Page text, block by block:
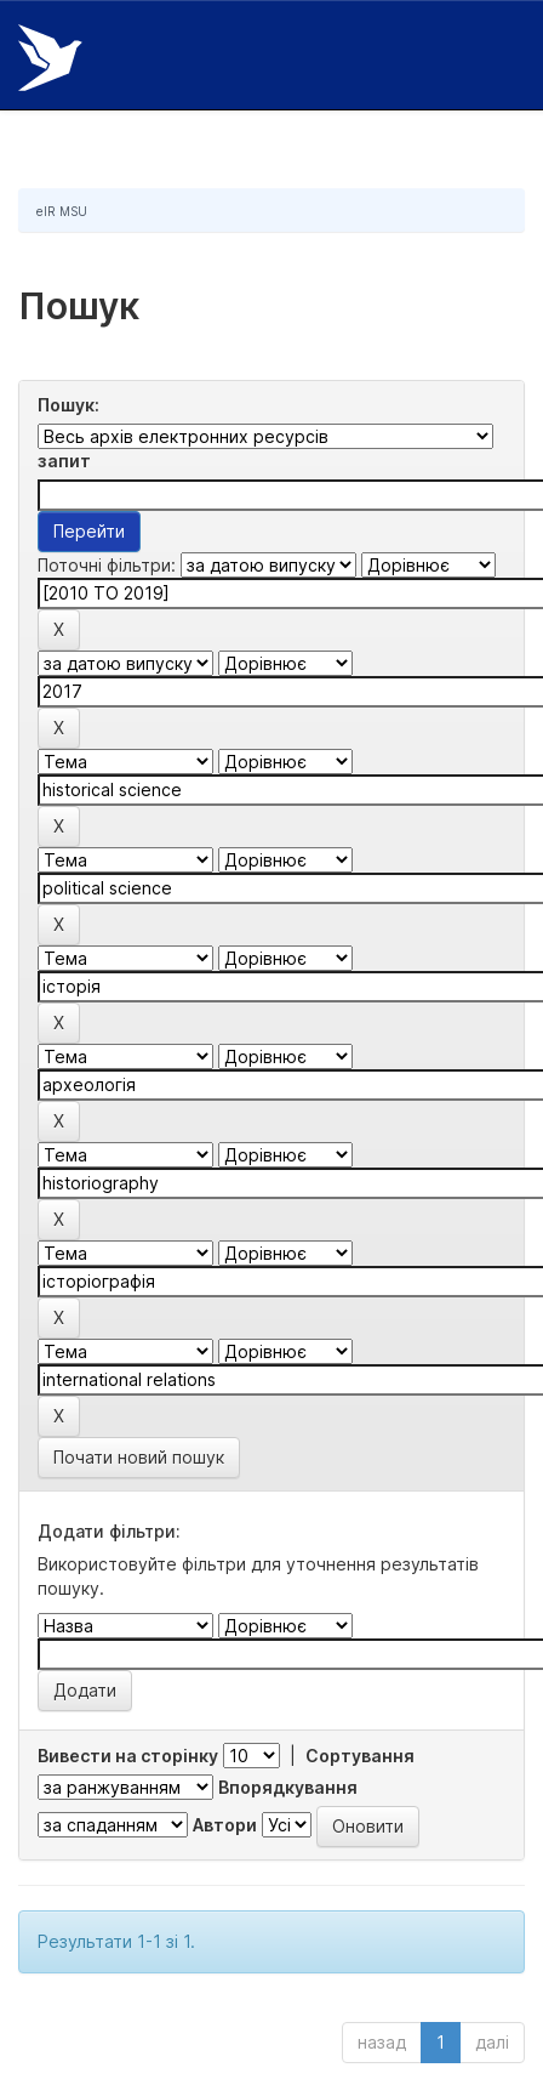
Skip
navigation
eIR MSU
Пошук
Пошук:
запит
Поточні фільтри:
Почати новий пошук
Додати фільтри:
Використовуйте фільтри для уточнення результатів
пошуку.
Вивести на сторінку
Сортування
Впорядкування
Автори
Результати 1-1 зі 1.
назад 1 далі